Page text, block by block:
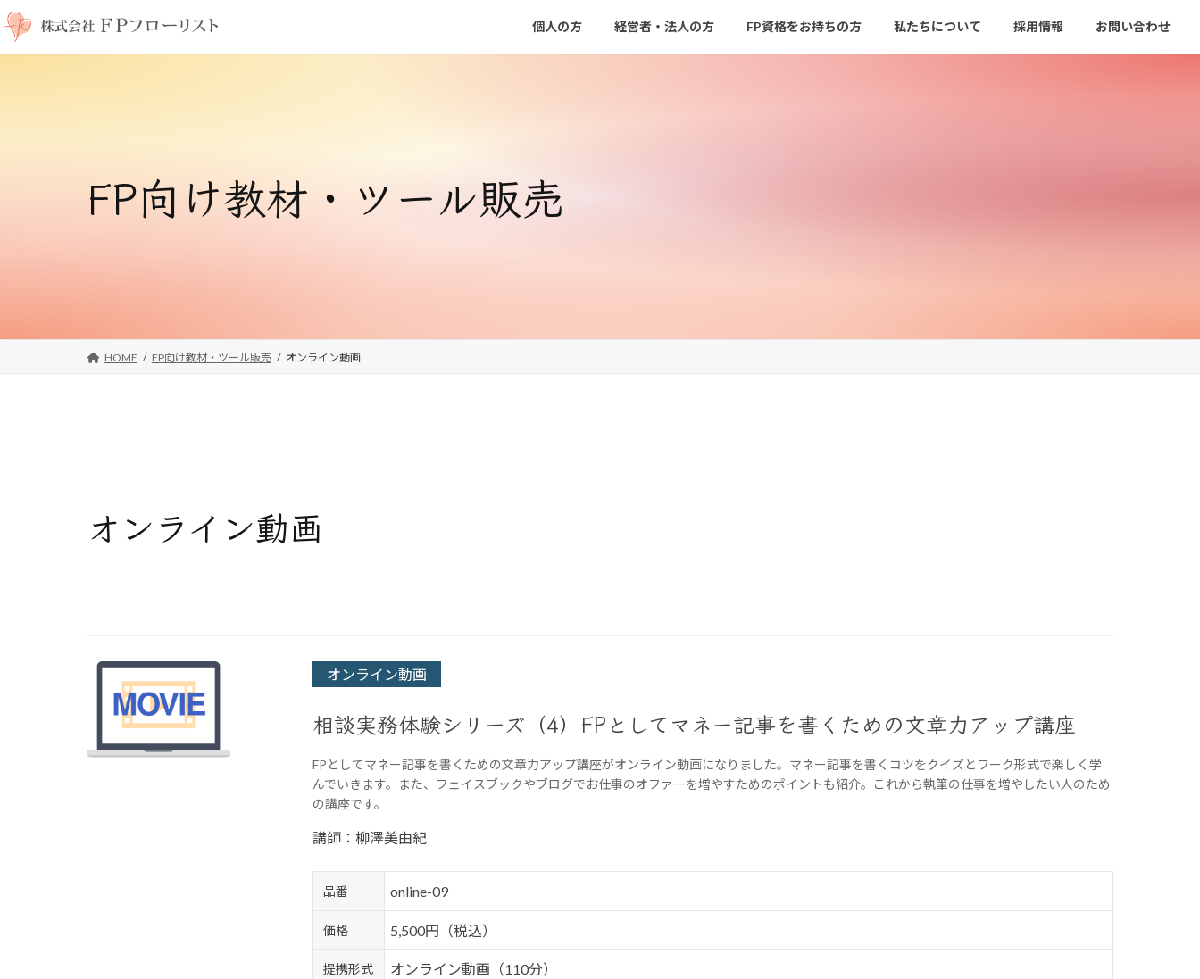
コ
ン
テ
ナ
ビ
ゲ
個人の方 経営者・法人の方 FP資格をお持ちの方 私たちについて 採用情報 お問い合わせ
FP向け教材・ツール販売
HOME FP向け教材・ツール販売 オンライン動画
オンライン動画
オンライン動画
相談実務体験シリーズ（4）FPとしてマネー記事を書くための文章力アップ講座
FPとしてマネー記事を書くための文章力アップ講座がオンライン動画になりました。マネー記事を書くコツをクイズとワーク形式で楽しく学
んでいきます。また、フェイスブックやブログでお仕事のオファーを増やすためのポイントも紹介。これから執筆の仕事を増やしたい人のため
の講座です。
講師：柳澤美由紀
品番 online-09
価格 5,500円（税込）
提携形式 オンライン動画（110分）